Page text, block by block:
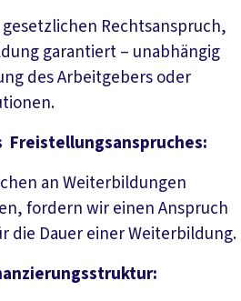
Rechtsanspruch,
garantiert – unabhängig
des Arbeitgebers oder
Freistellungsanspruches:
an Weiterbildungen
fordern wir einen Anspruch
die Dauer einer Weiterbildung.